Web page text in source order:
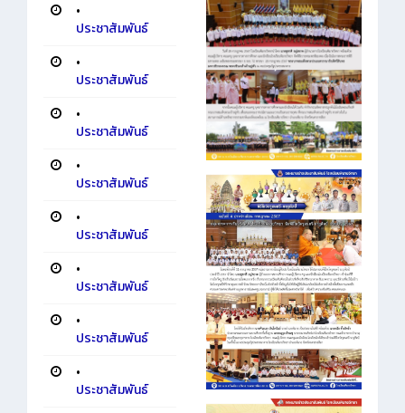
•
ประชาสัมพันธ์
•
ประชาสัมพันธ์
•
ประชาสัมพันธ์
•
ประชาสัมพันธ์
•
ประชาสัมพันธ์
•
ประชาสัมพันธ์
•
ประชาสัมพันธ์
•
ประชาสัมพันธ์